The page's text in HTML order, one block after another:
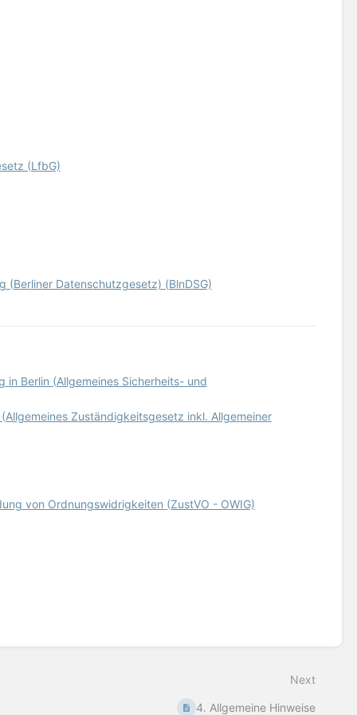
(LfbG)
(Berliner Datenschutzgesetz) (BlnDSG)
Berlin (Allgemeines Sicherheits- und
Zuständigkeitsgesetz inkl. Allgemeiner
von Ordnungswidrigkeiten (ZustVO - OWIG)
Next
4. Allgemeine Hinweise